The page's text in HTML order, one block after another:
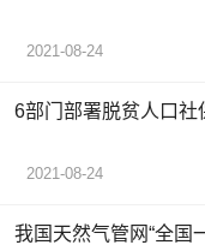
2021-08-24
6部门部署脱贫人口社
2021-08-24
我国天然气管网“全国